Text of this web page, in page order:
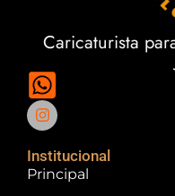
Caricaturista
Institucional
Principal